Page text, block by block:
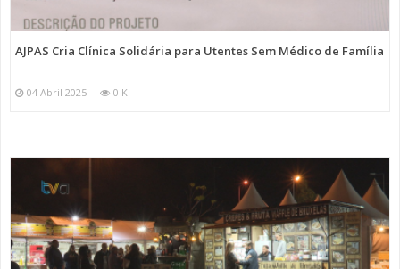
AJPAS Cria Clínica Solidária para Utentes Sem Médico de Família
04 Abril 2025 0 K